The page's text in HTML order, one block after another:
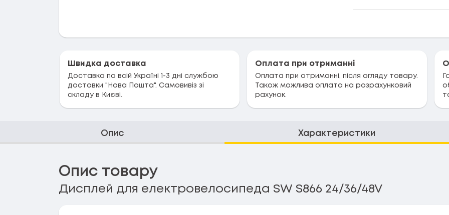
Швидка доставка
Доставка по всій Україні 1-3 дні службою
доставки "Нова Пошта". Самовивіз зі
складу в Києві.
Оплата при отриманні
Оплата при отриманні, після огляду товару.
Також можлива оплата на розрахунковий
рахунок.
Опис Характеристики
Опис товару
Дисплей для електровелосипеда SW S866 24/36/48V